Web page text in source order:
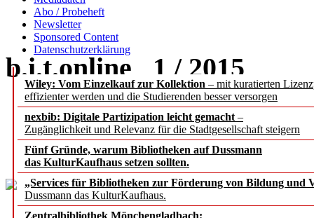
Abo / Probeheft
Newsletter
Sponsored Content
Datenschutzerklärung
Wiley: Vom Einzelkauf zur Kollektion – mit kuratierten
effizienter werden und die Studierenden besser versorgen
nexbib: Digitale Partizipation leicht gemacht –
Zugänglichkeit und Relevanz für die Stadtgesellschaft steigern
Fünf Gründe, warum Bibliotheken auf Dussmann
das KulturKaufhaus setzen sollten.
„Services für Bibliotheken zur Förderung von Bildung und
Dussmann das KulturKaufhaus.
Zentralbibliothek Mönchengladbach:
b.i.t.online 1 / 2015
open access
online-Abo